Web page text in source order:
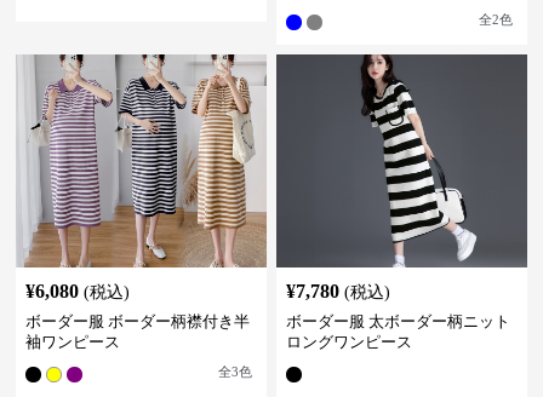
全2色
¥6,080 (税込)
ボーダー服 ボーダー柄襟付き半
袖ワンピース
全3色
¥7,780 (税込)
ボーダー服 太ボーダー柄ニット
ロングワンピース